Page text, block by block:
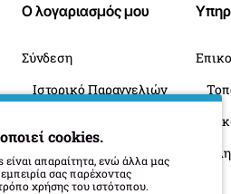
Ο λογαριασμός μου
Σύνδεση
Ιστορικό Παραγγελιών
cookies.
απαραίτητα, ενώ άλλα μας
σας παρέχοντας
χρήσης του ιστότοπου.